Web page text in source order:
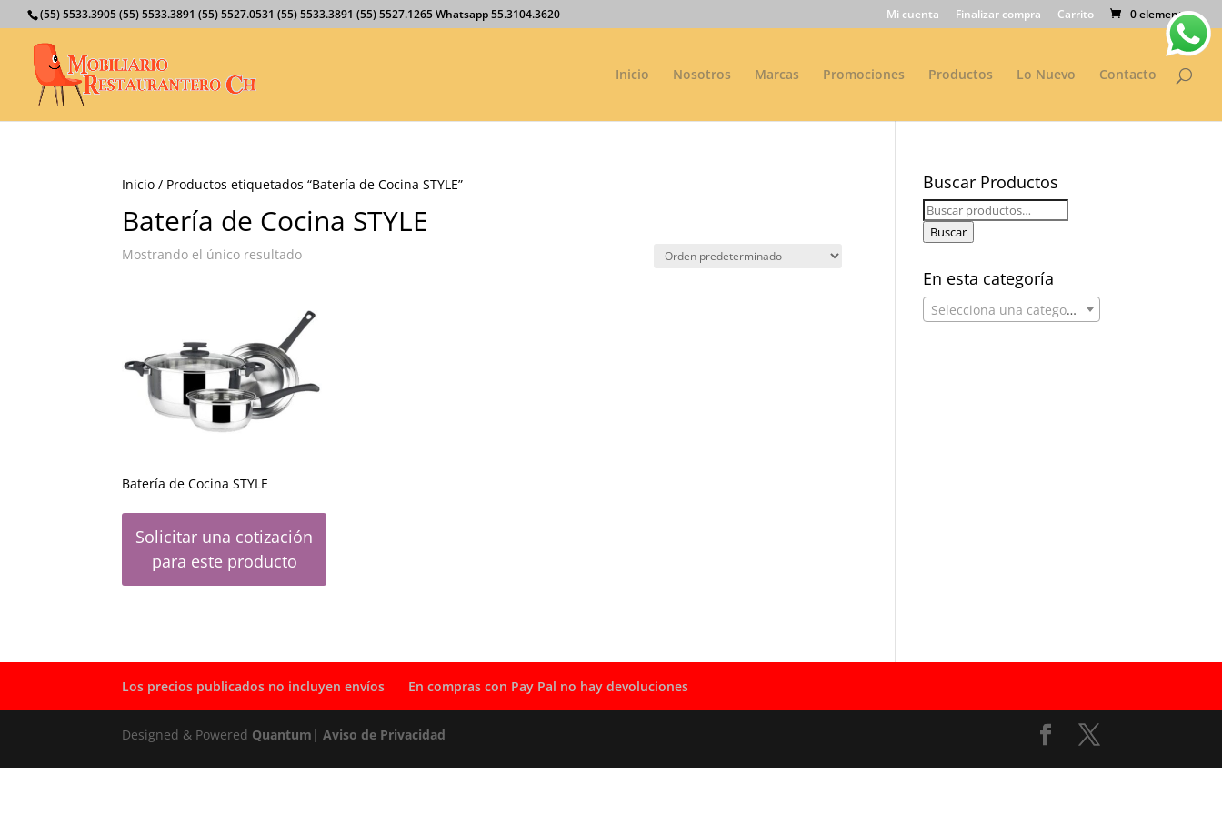
(55) 5533.3905 (55) 5533.3891 (55) 5527.0531 (55) 5533.3891 (55) 5527.1265 Whatsapp 55.3104.3620 Mi cuenta Finalizar compra Carrito 0 elementos
Inicio Nosotros Marcas Promociones Productos Lo Nuevo Contacto
Inicio / Productos etiquetados “Batería de Cocina STYLE”
Batería de Cocina STYLE
Mostrando el único resultado
Batería de Cocina STYLE
Solicitar una cotización
para este producto
Buscar Productos
Buscar
por:
Buscar
En esta categoría
Selecciona una categoría
Los precios publicados no incluyen envíos En compras con Pay Pal no hay devoluciones
Designed & Powered Quantum |Aviso de Privacidad